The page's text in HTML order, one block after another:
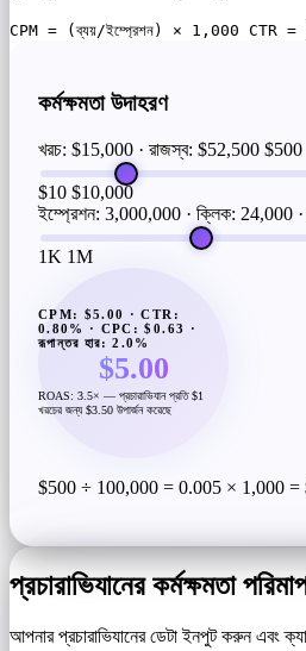
CPM = (ব্যয়/ইম্প্রেশন) × 1,000 CTR =
কর্মক্ষমতা উদাহরণ
খরচ: $15,000 · রাজস্ব: $52,500 $500
$10 $10,000
ইম্প্রেশন: 3,000,000 · ক্লিক: 24,000
1K 1M
CPM: $5.00 · CTR:
0.80% · CPC: $0.63 ·
রূপান্তর হার: 2.0%
$5.00
ROAS: 3.5× — প্রচারাভিযান প্রতি $1
খরচের জন্য $3.50 উপার্জন করেছে
$500 ÷ 100,000 = 0.005 × 1,000 =
প্রচারাভিযানের কর্মক্ষমতা
আপনার প্রচারাভিযানের ডেটা ইনপুট করুন এবং